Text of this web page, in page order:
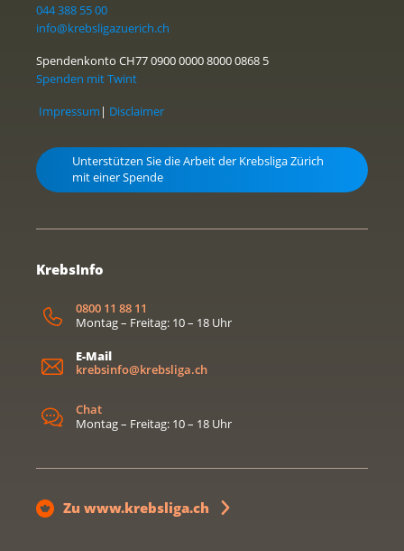
044 388 55 00
info@krebsligazuerich.ch
Spendenkonto CH77 0900 0000 8000 0868 5
Spenden mit Twint
Impressum | Disclaimer
Unterstützen Sie die Arbeit der Krebsliga Zürich
mit einer Spende
KrebsInfo
0800 11 88 11
Montag – Freitag: 10 – 18 Uhr
E-Mail
krebsinfo@krebsliga.ch
Chat
Montag – Freitag: 10 – 18 Uhr
Zu www.krebsliga.ch